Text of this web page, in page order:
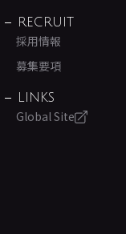
RECRUIT
採用情報
募集要項
LINKS
Global Site